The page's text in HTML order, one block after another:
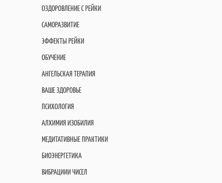
ОЗДОРОВЛЕНИЕ С РЕЙКИ
САМОРАЗВИТИЕ
ЭФФЕКТЫ РЕЙКИ
ОБУЧЕНИЕ
АНГЕЛЬСКАЯ ТЕРАПИЯ
ВАШЕ ЗДОРОВЬЕ
ПСИХОЛОГИЯ
АЛХИМИЯ ИЗОБИЛИЯ
МЕДИТАТИВНЫЕ ПРАКТИКИ
БИОЭНЕРГЕТИКА
ВИБРАЦИИИ ЧИСЕЛ